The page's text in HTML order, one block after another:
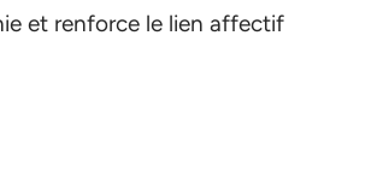
et renforce le lien affectif